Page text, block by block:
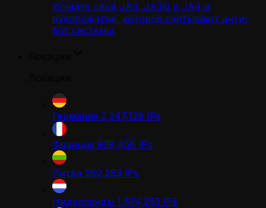
Узнайте свой JA3, JA3N и JA4 и
рукопожатие, которое считывают анти-
бот системы.
Германия 2,347,129 IPs
Франция 938,458 IPs
Литва 580,283 IPs
Нидерланды 1,574,293 IPs